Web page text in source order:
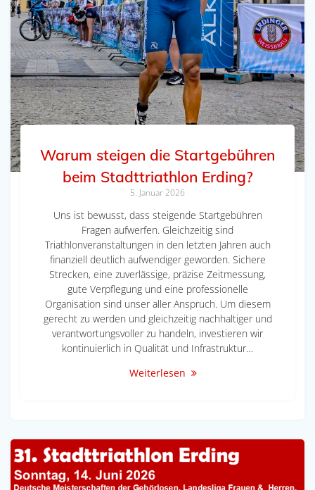
Warum steigen die Startgebühren
beim Stadttriathlon Erding?
5. Januar 2026
Uns ist bewusst, dass steigende Startgebühren
Fragen aufwerfen. Gleichzeitig sind
Triathlonveranstaltungen in den letzten Jahren auch
finanziell deutlich aufwendiger geworden. Sichere
Strecken, eine zuverlässige, präzise Zeitmessung,
gute Verpflegung und eine professionelle
Organisation sind unser aller Anspruch. Um diesem
gerecht zu werden und gleichzeitig nachhaltiger und
verantwortungsvoller zu handeln, investieren wir
kontinuierlich in Qualität und Infrastruktur…
Weiterlesen